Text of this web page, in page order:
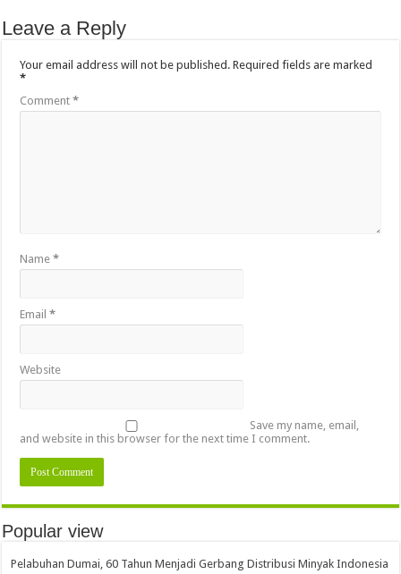
Leave a Reply
Your email address will not be published. Required fields are marked
*
Comment*
Name*
Email*
Website
Save my name, email,
and website in this browser for the next time I comment.
Popular view
Pelabuhan Dumai, 60 Tahun Menjadi Gerbang Distribusi Minyak Indonesia